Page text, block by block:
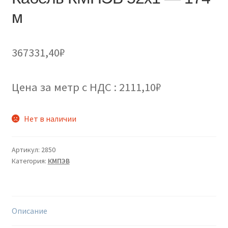
м
367331,40₽
Цена за метр с НДС : 2111,10₽
Нет в наличии
Артикул: 2850
Категория: КМПЭВ
Описание